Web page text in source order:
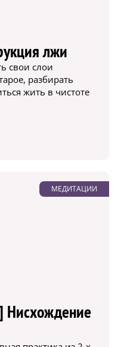
лжи
свои слои
разбирать
жить в чистоте
МЕДИТАЦИИ